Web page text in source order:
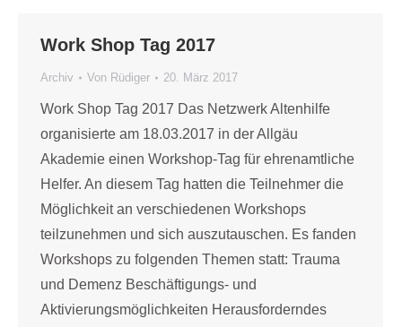
Work Shop Tag 2017
Archiv Von Rüdiger 20. März 2017
Work Shop Tag 2017 Das Netzwerk Altenhilfe
organisierte am 18.03.2017 in der Allgäu
Akademie einen Workshop-Tag für ehrenamtliche
Helfer. An diesem Tag hatten die Teilnehmer die
Möglichkeit an verschiedenen Workshops
teilzunehmen und sich auszutauschen. Es fanden
Workshops zu folgenden Themen statt: Trauma
und Demenz Beschäftigungs- und
Aktivierungsmöglichkeiten Herausforderndes